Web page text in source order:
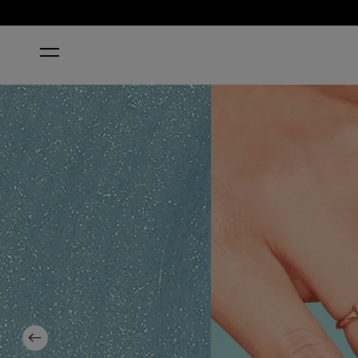
ACCUEIL SAGE SIMULATION
Previous